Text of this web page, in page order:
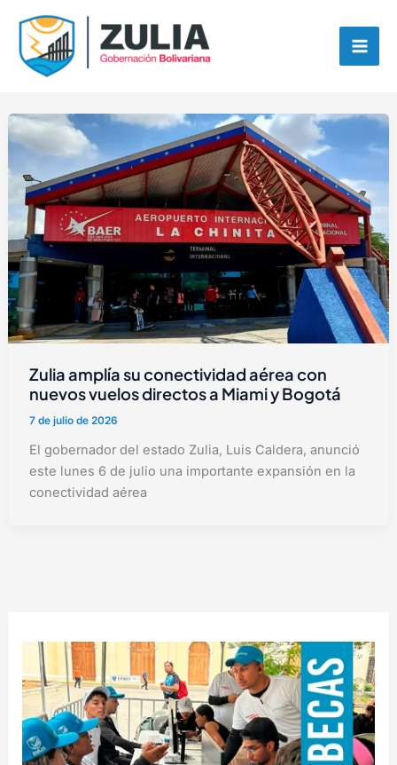
contenido
contenido
Zulia amplía su conectividad aérea con
nuevos vuelos directos a Miami y Bogotá
7 de julio de 2026
El gobernador del estado Zulia, Luis Caldera, anunció
este lunes 6 de julio una importante expansión en la
conectividad aérea